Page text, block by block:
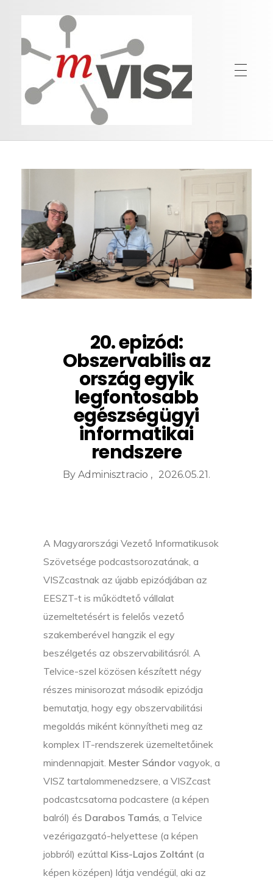
20. epizód:
Obszervabilis az
ország egyik
legfontosabb
egészségügyi
informatikai
rendszere
2026.05.21.
By Adminisztracio
A Magyarországi Vezető Informatikusok
Szövetsége podcastsorozatának, a
VISZcastnak az újabb epizódjában az
EESZT-t is működtető vállalat
üzemeltetésért is felelős vezető
szakemberével hangzik el egy
beszélgetés az obszervabilitásról. A
Telvice-szel közösen készített négy
részes minisorozat második epizódja
bemutatja, hogy egy obszervabilitási
megoldás miként könnyítheti meg az
komplex IT-rendszerek üzemeltetőinek
mindennapjait. Mester Sándor vagyok, a
VISZ tartalommenedzsere, a VISZcast
podcastcsatorna podcastere (a képen
balról) és Darabos Tamás , a Telvice
vezérigazgató-helyettese (a képen
jobbról) ezúttal Kiss-Lajos Zoltánt (a
képen középen) látja vendégül, aki az